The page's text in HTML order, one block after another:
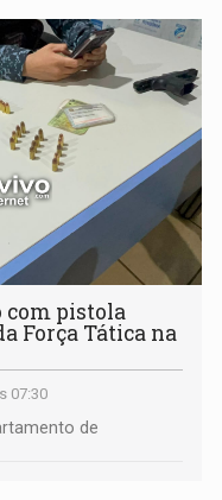
com pistola
Força Tática na
07:30
de